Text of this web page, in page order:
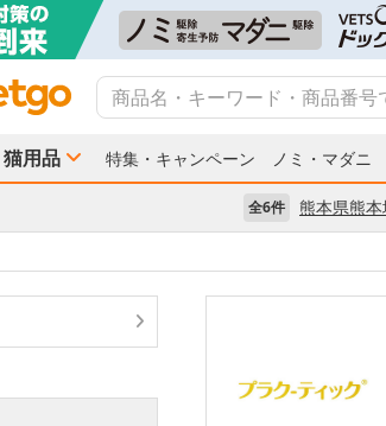
猫用品 特集・キャンペーン ノミ・マダニ
全6件 熊本県熊